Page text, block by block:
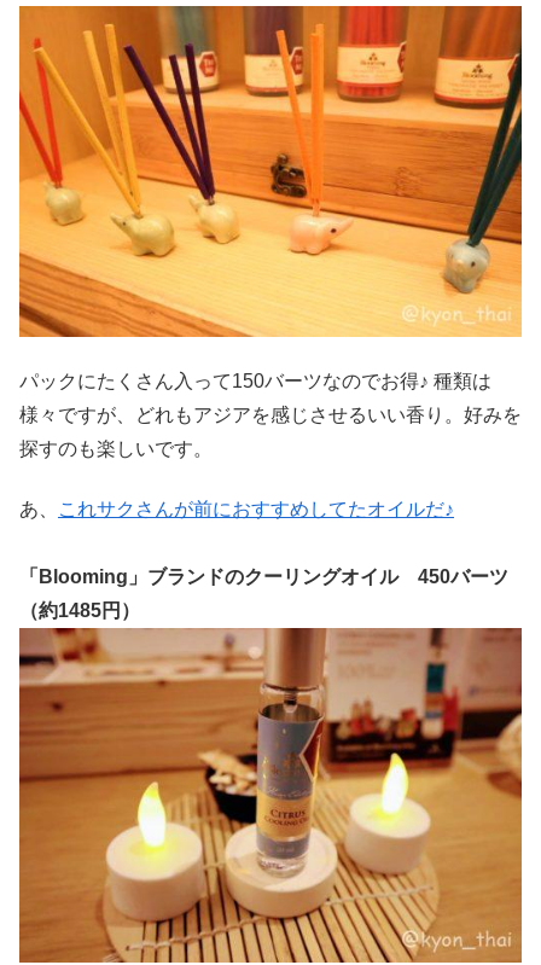
パックにたくさん入って150バーツなのでお得♪ 種類は
様々ですが、どれもアジアを感じさせるいい香り。好みを
探すのも楽しいです。
あ、 これサクさんが前におすすめしてたオイルだ♪
「Blooming」ブランドのクーリングオイル 450バーツ
（約1485円）